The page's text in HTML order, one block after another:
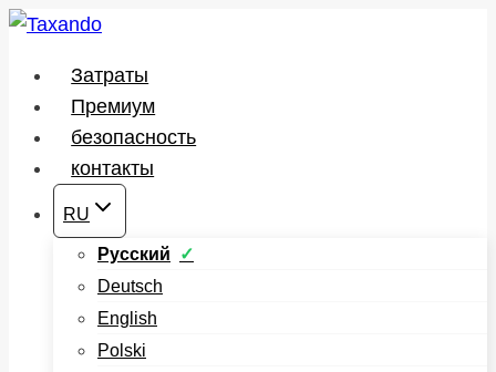
Перейти
содержимому
Затраты
Премиум
безопасность
контакты
RU
Русский
Deutsch
English
Polski